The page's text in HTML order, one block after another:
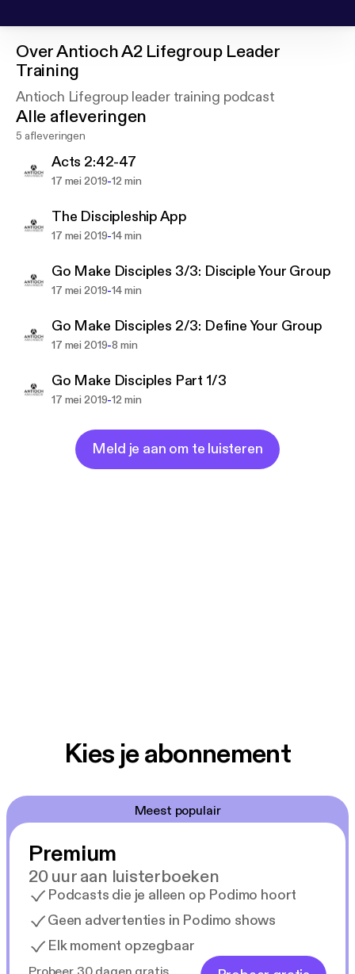
OverAntioch A2 Lifegroup Leader
Training
Antioch Lifegroup leader training podcast
Alle afleveringen
5 afleveringen
Acts 2:42-47
17 mei 2019-12 min
The Discipleship App
17 mei 2019-14 min
Go Make Disciples 3/3: Disciple Your Group
17 mei 2019-14 min
Go Make Disciples 2/3: Define Your Group
17 mei 2019-8 min
Go Make Disciples Part 1/3
17 mei 2019-12 min
Meld je aan om te luisteren
Kies je abonnement
Meest populair
Premium
20 uur aan luisterboeken
Podcasts die je alleen op Podimo hoort
Geen advertenties in Podimo shows
Elk moment opzegbaar